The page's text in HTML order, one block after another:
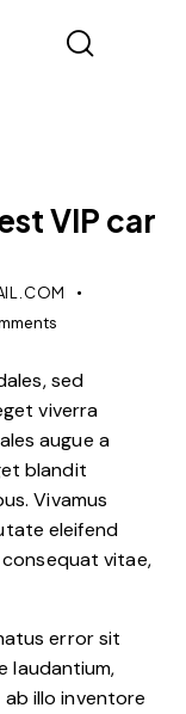
VIP car
sed
viverra
augue a
blandit
Vivamus
eleifend
vitae,
error sit
laudantium,
illo inventore